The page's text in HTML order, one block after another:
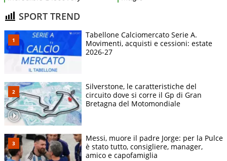
SPORT TREND
Tabellone Calciomercato Serie A.
Movimenti, acquisti e cessioni: estate
2026-27
Silverstone, le caratteristiche del
circuito dove si corre il Gp di Gran
Bretagna del Motomondiale
Messi, muore il padre Jorge: per la Pulce
è stato tutto, consigliere, manager,
amico e capofamiglia